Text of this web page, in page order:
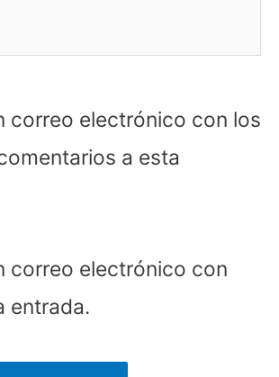
correo electrónico con los
a esta
correo electrónico con
entrada.